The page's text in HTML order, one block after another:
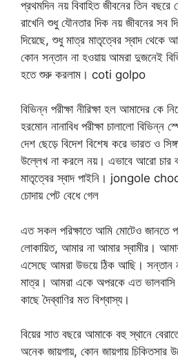
প্রথমদিন নয় বিবাহিত জীবনের তিন
রাখেনি শুধু যৌনতার দিক নয় জীবনের সব
দিয়েছে, শুধু মাত্র মাতৃত্বের স্বাদ থেকে
কোন সন্তান না হওয়ায় আমরা দুজনেই
হতে শুরু করলাম। coti golpo
বিভিন্ন পরীক্ষা নীরিক্ষা হল আমাদের কে
হরমোন নানাবিধ পরীক্ষা চালালো বিভিন্ন
দেশ ছেড়ে বিদেশ বিশেষ করে ভারত ও
উল্লেখ না করলে নয়। এভাবে আরো চার
মাতৃত্বের স্বাদ পাইনি। jongole
চোদায় পেট বেধে গেল
এত সকল পরিক্ষাতে আমি মোটেও জানতে
লোকায়িত, আমার না আমার স্বামীর। আমার
এসেছে আমরা উভয়ে ঠিক আছি। সন্তান
মাত্র। আমরা একে অপরকে এত
কাছে দৈব্বাণির মত বিশ্বাস্য।
বিয়ের সাত বছরে আমাকে বহু স্থানে
অনেক জায়গায়, কোন জায়গায় চিকিতসার